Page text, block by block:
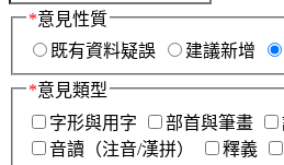
*意見性質
既有資料疑誤
建議新增
*意見類型
字形與用字
部首與筆畫
音讀（注音/漢拼）
釋義